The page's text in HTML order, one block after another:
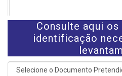
Consulte aqui
identificação